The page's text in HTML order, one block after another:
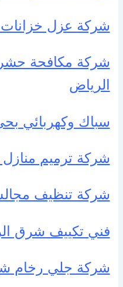
شركة عزل خزانات
شركة مكافحة
الرياض
سباك وكهربائي
شركة ترميم
شركة تنظيف
فني تكييف شرق
شركة جلي رخام